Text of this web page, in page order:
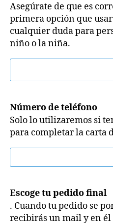
Asegúrate de que es
primera opción que
cualquier duda para
niño o la niña.
Número de teléfono
Solo lo utilizaremos si
para completar la carta
Escoge tu pedido final
. Cuando tu pedido se
recibirás un mail y en